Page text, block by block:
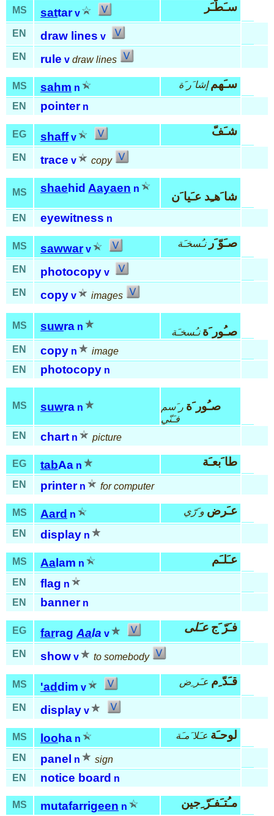
MS sattar v سـَطّـَر
EN draw lines v
EN
rule v draw lines
MS sahm n سـَهم إشا َر َة
EN pointer n
EG shaff v شـَفّ
EN trace v copy
MS shaehid Aayaen n
شا َهـِد عـَيا َن
EN eyewitness n
MS sawwar v صـَوّ َر نـُسخـَة
EN photocopy v
EN
copy v images
MS suwra n صـُور َة نـُسخـَة
EN
copy n
image
EN
photocopy n
MS suwra n صـُور َة ر َسم
فـَنّي
EN
chart n picture
EG tabAa n طا َبعـَة
EN printer n for computer
MS Aard n عـَرض و َرّي
EN display n
MS Aa lam n عـَلـَم
EN flag n
EN
banner n
EG farragAala v فـَرّ َجعـَلى
EN show v to somebody
MS 'addim v قـَدّ ِم عـَر ِض
EN display v
MS looha n لوحـَة عـَلا َمـَة
EN panel n
sign
EN
notice board n
MS mutafarrigeen n مـُتـَفـَرّ ِجين